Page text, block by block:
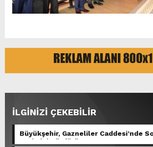
İLGİNİZİ ÇEKEBİLİR
Büyükşehir, Gazneliler Caddesi’nde
Serimini Sürdürüyor.